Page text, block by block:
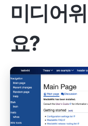
미디어
요?